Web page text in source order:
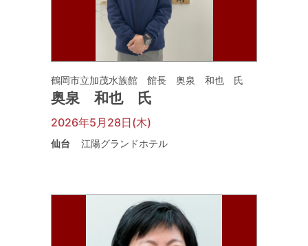
鶴岡市立加茂水族館 館長 奥泉 和也 氏
奥泉 和也 氏
2026年5月28日(木)
仙台 江陽グランドホテル